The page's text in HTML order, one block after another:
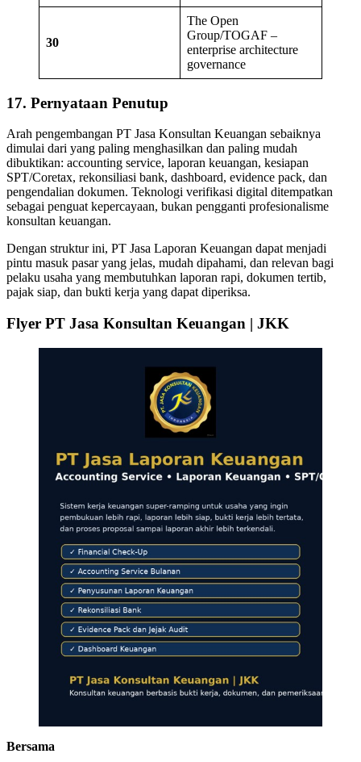
30
The Open
Group/TOGAF –
enterprise architecture
governance
17. Pernyataan Penutup
Arah pengembangan PT Jasa Konsultan Keuangan sebaiknya
dimulai dari yang paling menghasilkan dan paling mudah
dibuktikan: accounting service, laporan keuangan, kesiapan
SPT/Coretax, rekonsiliasi bank, dashboard, evidence pack, dan
pengendalian dokumen. Teknologi verifikasi digital ditempatkan
sebagai penguat kepercayaan, bukan pengganti profesionalisme
konsultan keuangan.
Dengan struktur ini, PT Jasa Laporan Keuangan dapat menjadi
pintu masuk pasar yang jelas, mudah dipahami, dan relevan bagi
pelaku usaha yang membutuhkan laporan rapi, dokumen tertib,
pajak siap, dan bukti kerja yang dapat diperiksa.
Flyer PT Jasa Konsultan Keuangan | JKK
Bersama